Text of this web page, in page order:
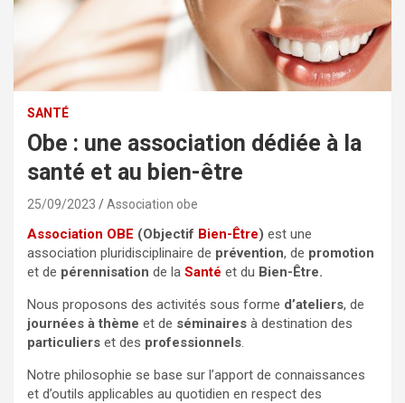
SANTÉ
Obe : une association dédiée à la
santé et au bien-être
25/09/2023 Association obe
Association OBE (Objectif Bien-Être) est une
association pluridisciplinaire de prévention, de promotion
et de pérennisation de la Santé et du Bien-Être.
Nous proposons des activités sous forme d’ateliers, de
journées à thème et de séminaires à destination des
particuliers et des professionnels.
Notre philosophie se base sur l’apport de connaissances
et d’outils applicables au quotidien en respect des